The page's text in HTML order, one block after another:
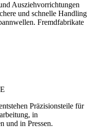
Ausziehvorrichtungen
und schnelle Handling
Fremdfabrikate
Präzisionsteile für
in
und in Pressen.